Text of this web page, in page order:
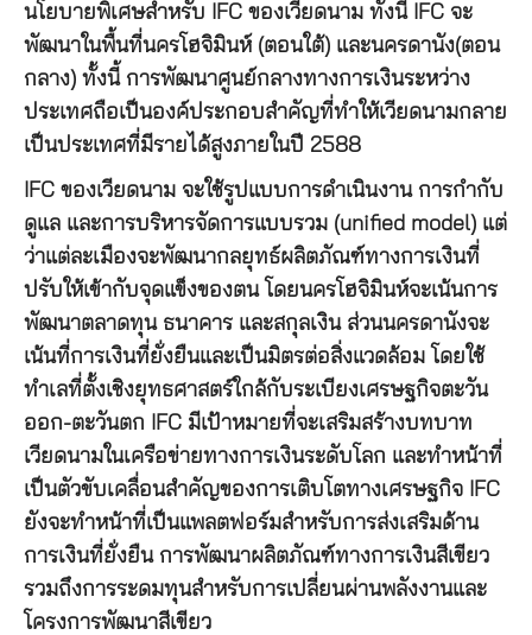
นโยบายพิเศษสำหรับ IFC ของเวียดนาม ทั้งนี้ IFC จะ
พัฒนาในพื้นที่นครโฮจิมินห์ (ตอนใต้) และนครดานัง(ตอน
กลาง) ทั้งนี้ การพัฒนาศูนย์กลางทางการเงินระหว่าง
ประเทศถือเป็นองค์ประกอบสำคัญที่ทำให้เวียดนามกลาย
เป็นประเทศที่มีรายได้สูงภายในปี 2588
IFC ของเวียดนาม จะใช้รูปแบบการดำเนินงาน การกำกับ
ดูแล และการบริหารจัดการแบบรวม (unified model) แต่
ว่าแต่ละเมืองจะพัฒนากลยุทธ์ผลิตภัณฑ์ทางการเงินที่
ปรับให้เข้ากับจุดแข็งของตน โดยนครโฮจิมินห์จะเน้นการ
พัฒนาตลาดทุน ธนาคาร และสกุลเงิน ส่วนนครดานังจะ
เน้นที่การเงินที่ยั่งยืนและเป็นมิตรต่อสิ่งแวดล้อม โดยใช้
ทำเลที่ตั้งเชิงยุทธศาสตร์ใกล้กับระเบียงเศรษฐกิจตะวัน
ออก-ตะวันตก IFC มีเป้าหมายที่จะเสริมสร้างบทบาท
เวียดนามในเครือข่ายทางการเงินระดับโลก และทำหน้าที่
เป็นตัวขับเคลื่อนสำคัญของการเติบโตทางเศรษฐกิจ IFC
ยังจะทำหน้าที่เป็นแพลตฟอร์มสำหรับการส่งเสริมด้าน
การเงินที่ยั่งยืน การพัฒนาผลิตภัณฑ์ทางการเงินสีเขียว
รวมถึงการระดมทุนสำหรับการเปลี่ยนผ่านพลังงานและ
โครงการพัฒนาสีเขียว